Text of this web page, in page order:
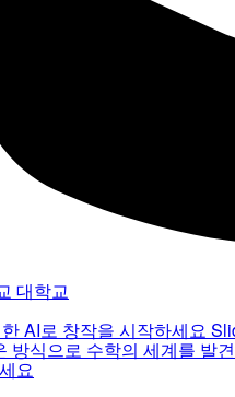
대학교
AI로 창작을 시작하세요
방식으로 수학의 세계를 발
요